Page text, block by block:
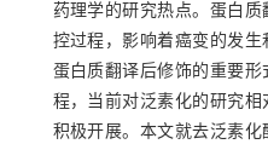
药理学的研究热点。蛋白
控过程，影响着癌变的发
蛋白质翻译后修饰的重要
程，当前对泛素化的研究
积极开展。本文就去泛素